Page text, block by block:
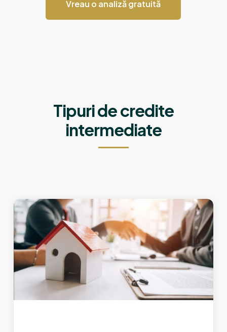
Vreau o analiză gratuită
Tipuri de credite
intermediate